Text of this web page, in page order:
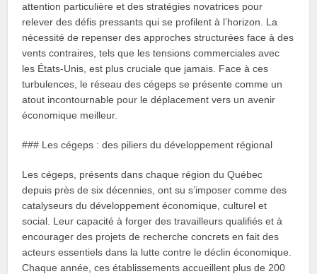
attention particulière et des stratégies novatrices pour
relever des défis pressants qui se profilent à l’horizon. La
nécessité de repenser des approches structurées face à des
vents contraires, tels que les tensions commerciales avec
les États-Unis, est plus cruciale que jamais. Face à ces
turbulences, le réseau des cégeps se présente comme un
atout incontournable pour le déplacement vers un avenir
économique meilleur.
### Les cégeps : des piliers du développement régional
Les cégeps, présents dans chaque région du Québec
depuis près de six décennies, ont su s’imposer comme des
catalyseurs du développement économique, culturel et
social. Leur capacité à forger des travailleurs qualifiés et à
encourager des projets de recherche concrets en fait des
acteurs essentiels dans la lutte contre le déclin économique.
Chaque année, ces établissements accueillent plus de 200